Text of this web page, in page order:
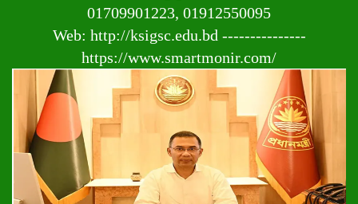
01709901223, 01912550095
Web: http://ksigsc.edu.bd ---------------
https://www.smartmonir.com/